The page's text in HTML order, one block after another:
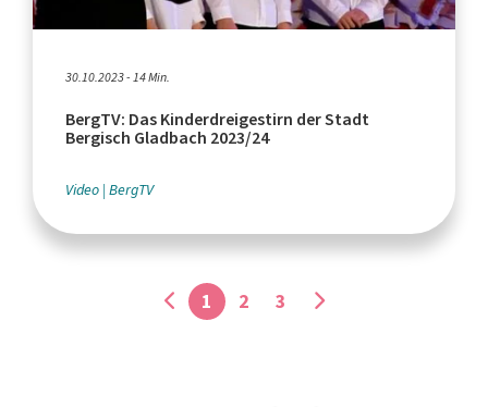
30.10.2023 - 14 Min.
BergTV: Das Kinderdreigestirn der Stadt
Bergisch Gladbach 2023/24
Video BergTV
1 2 3